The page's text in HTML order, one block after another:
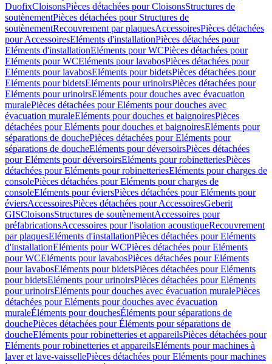
DuofixCloisonsPièces détachées pour CloisonsStructures de
soutènementPièces détachées pour Structures de
soutènementRecouvrement par plaquesAccessoiresPièces détachées
pour AccessoiresEléments d'installationPièces détachées pour
Eléments d'installationEléments pour WCPièces détachées pour
Eléments pour WCEléments pour lavabosPièces détachées pour
Eléments pour lavabosEléments pour bidetsPièces détachées pour
Eléments pour bidetsEléments pour urinoirsPièces détachées pour
Eléments pour urinoirsEléments pour douches avec évacuation
muralePièces détachées pour Eléments pour douches avec
évacuation muraleEléments pour douches et baignoiresPièces
détachées pour Eléments pour douches et baignoiresEléments pour
séparations de douchePièces détachées pour Eléments pour
séparations de doucheEléments pour déversoirsPièces détachées
pour Eléments pour déversoirsEléments pour robinetteriesPièces
détachées pour Eléments pour robinetteriesEléments pour charges de
consolePièces détachées pour Eléments pour charges de
consoleEléments pour éviersPièces détachées pour Eléments pour
éviersAccessoiresPièces détachées pour AccessoiresGeberit
GISCloisonsStructures de soutènementAccessoires pour
préfabricationsAccessoires pour l'isolation acoustiqueRecouvrement
par plaquesEléments d'installationPièces détachées pour Eléments
d'installationEléments pour WCPièces détachées pour Eléments
pour WCEléments pour lavabosPièces détachées pour Eléments
pour lavabosEléments pour bidetsPièces détachées pour Eléments
pour bidetsEléments pour urinoirsPièces détachées pour Eléments
pour urinoirsEléments pour douches avec évacuation muralePièces
détachées pour Eléments pour douches avec évacuation
muraleÉléments pour douchesÉléments pour séparations de
douchePièces détachées pour Éléments pour séparations de
doucheEléments pour robinetteries et appareilsPièces détachées pour
Eléments pour robinetteries et appareilsEléments pour machines à
laver et lave-vaissellePièces détachées pour Eléments pour machines